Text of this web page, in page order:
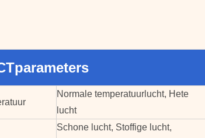
Normale temperatuurlucht, Hete
lucht
Schone lucht, Stoffige lucht,